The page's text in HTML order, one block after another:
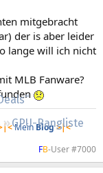
GPU-Rangliste
mitgebracht
der is aber leider
lange will ich nicht
MLB Fanware?
MeinBlog >|<
FB-User #7000​